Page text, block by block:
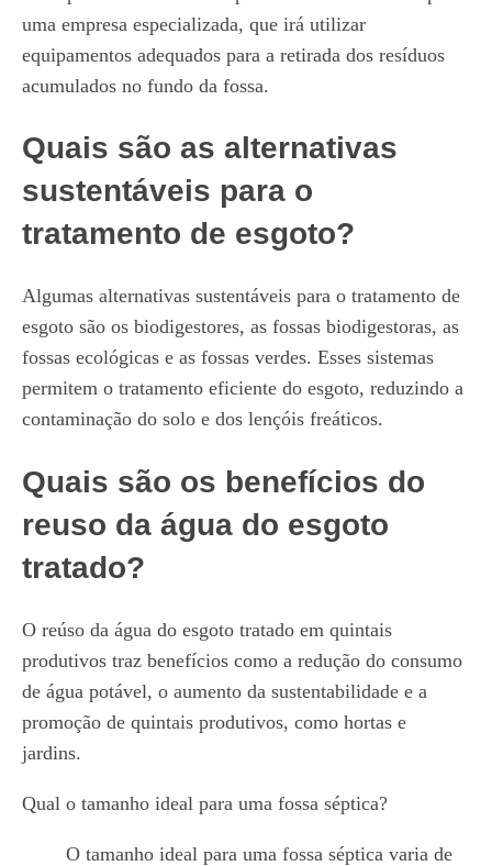
uma empresa especializada, que irá utilizar
equipamentos adequados para a retirada dos resíduos
acumulados no fundo da fossa.
Quais são as alternativas
sustentáveis para o
tratamento de esgoto?
Algumas alternativas sustentáveis para o tratamento de
esgoto são os biodigestores, as fossas biodigestoras, as
fossas ecológicas e as fossas verdes. Esses sistemas
permitem o tratamento eficiente do esgoto, reduzindo a
contaminação do solo e dos lençóis freáticos.
Quais são os benefícios do
reuso da água do esgoto
tratado?
O reúso da água do esgoto tratado em quintais
produtivos traz benefícios como a redução do consumo
de água potável, o aumento da sustentabilidade e a
promoção de quintais produtivos, como hortas e
jardins.
Qual o tamanho ideal para uma fossa séptica?
O tamanho ideal para uma fossa séptica varia de